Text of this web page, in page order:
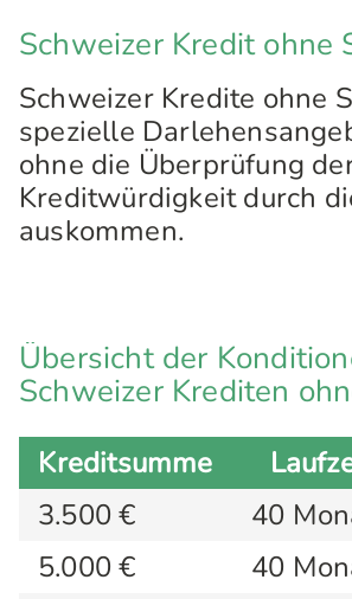
Schweizer Kredit ohne
Schweizer Kredite ohne
spezielle
ohne die Überprüfung
Kreditwürdigkeit durch
auskommen.
Übersicht der
Schweizer Krediten
Kreditsumme
3.500 €
40
5.000 €
40